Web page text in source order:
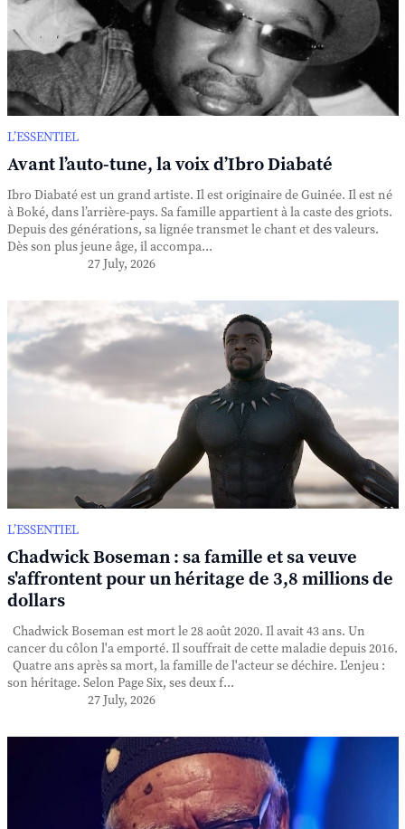
L’ESSENTIEL
Avant l’auto-tune, la voix d’Ibro Diabaté
Ibro Diabaté est un grand artiste. Il est originaire de Guinée. Il est né
à Boké, dans l’arrière-pays. Sa famille appartient à la caste des griots.
Depuis des générations, sa lignée transmet le chant et des valeurs.
Dès son plus jeune âge, il accompa...
27 July, 2026
L’ESSENTIEL
Chadwick Boseman : sa famille et sa veuve
s'affrontent pour un héritage de 3,8 millions de
dollars
Chadwick Boseman est mort le 28 août 2020. Il avait 43 ans. Un
cancer du côlon l'a emporté. Il souffrait de cette maladie depuis 2016.
Quatre ans après sa mort, la famille de l'acteur se déchire. L'enjeu :
son héritage. Selon Page Six, ses deux f...
27 July, 2026